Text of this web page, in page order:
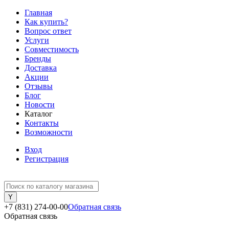
Главная
Как купить?
Вопрос ответ
Услуги
Совместимость
Бренды
Доставка
Акции
Отзывы
Блог
Новости
Каталог
Контакты
Возможности
Вход
Регистрация
+7 (831) 274-00-00Обратная связь
Обратная связь